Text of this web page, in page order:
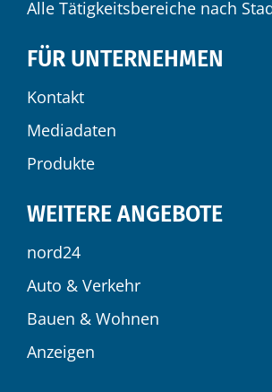
Alle Tätigkeitsbereiche nach
FÜR UNTERNEHMEN
Kontakt
Mediadaten
Produkte
WEITERE ANGEBOTE
nord24
Auto & Verkehr
Bauen & Wohnen
Anzeigen